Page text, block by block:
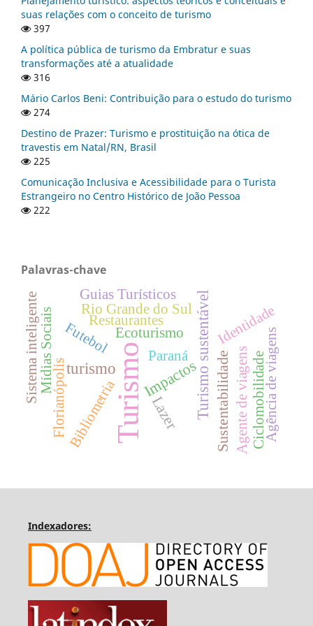
suas relações com o conceito de turismo
397
A política pública de turismo da Embratur e suas
transformações até a atualidade
316
Mário Carlos Beni: Contribuição para o estudo do turismo
274
Destino de Prazer: Turismo e prostituição na ótica de
travestis em Natal/RN, Brasil
225
Comunicação Inclusiva e Acessibilidade para o Turista
Estrangeiro no Centro Histórico de João Pessoa
222
Palavras-chave
Turismo Turismo sustentável
turismo Impactos
Lazer Sustentabilidade
Ecoturismo
Florianópolis
Mídias Sociais Restaurantes
Paraná
Bibliometria
Identidade
Rio Grande do Sul
Guias Turísticos
Futebol Agência de viagens
Agente de viagens
Sistema inteligente Ciclomobilidade
Indexadores: